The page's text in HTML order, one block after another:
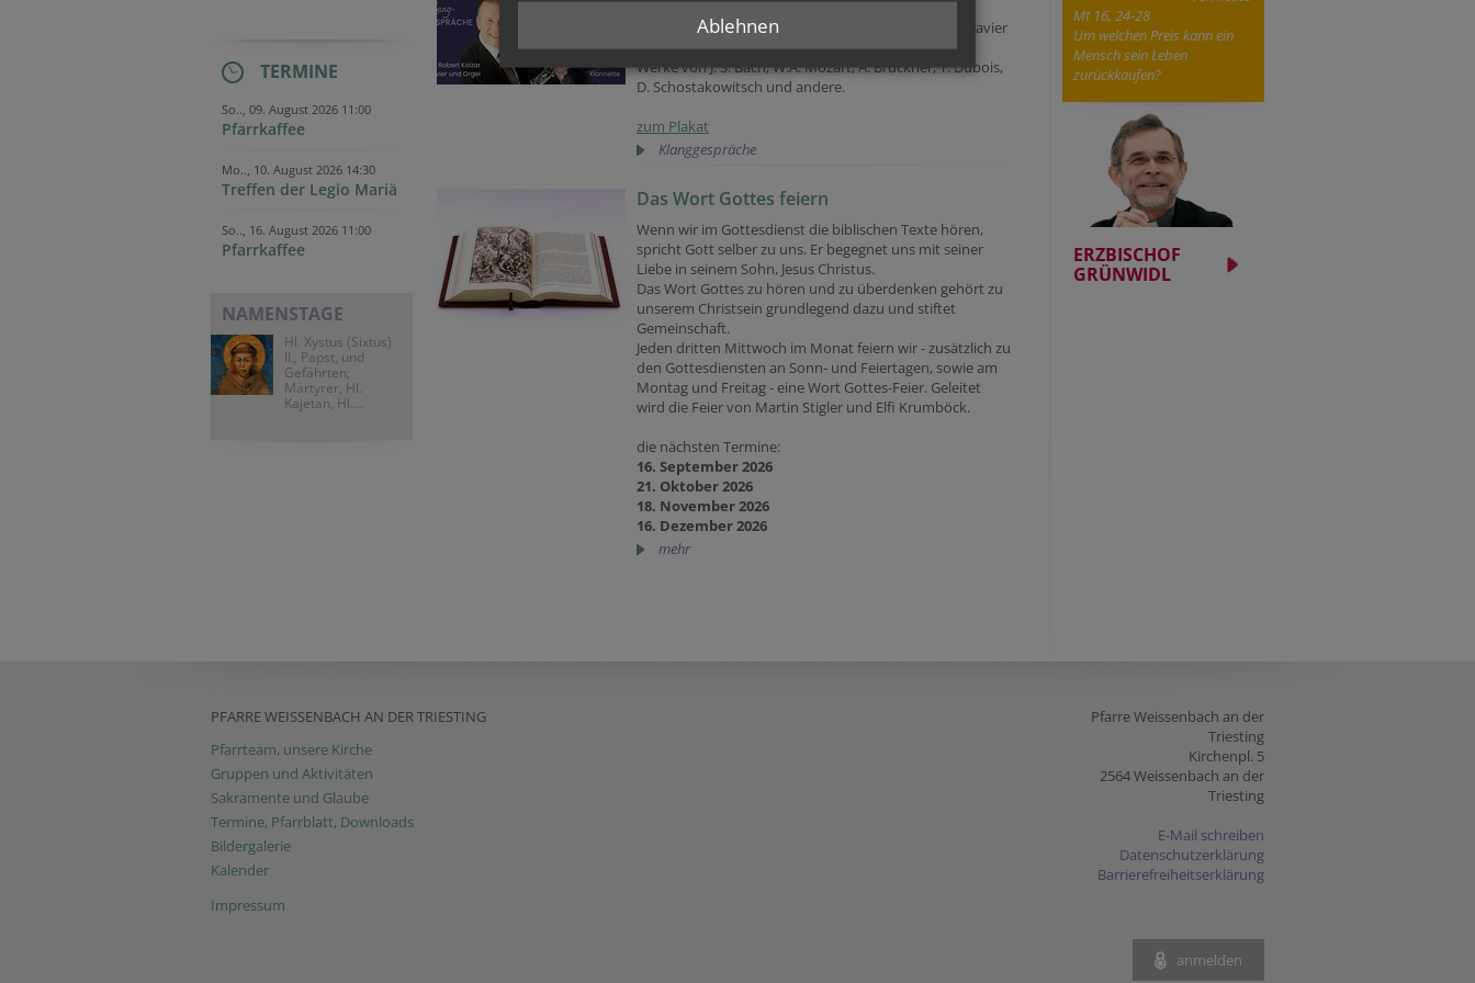
TERMINE
So.., 09. August 2026 11:00
Pfarrkaffee
Mo.., 10. August 2026 14:30
Treffen der Legio Mariä
So.., 16. August 2026 11:00
Pfarrkaffee
NAMENSTAGE
Hl. Xystus (Sixtus)
II., Papst, und
Gefährten;
Märtyrer, Hl.
Kajetan, Hl....
Weissenbach
Mit Katharina Vass (Klarinette) und Robert Koizar (Klavier
und Orgel).
Werke vonJ.S.Bach,W.A. Mozart, A. Bruckner, T. Dubois,
D. Schostakowitsch und andere.
zum Plakat
Klanggespräche
Das Wort Gottes feiern
Wenn wir im Gottesdienst die biblischen Texte hören,
spricht Gott selber zu uns. Er begegnet uns mit seiner
Liebe in seinem Sohn, Jesus Christus.
Das Wort Gottes zu hören und zu überdenken gehört zu
unserem Christsein grundlegend dazu und stiftet
Gemeinschaft.
Jeden dritten Mittwoch im Monat feiern wir - zusätzlich zu
den Gottesdiensten an Sonn- und Feiertagen, sowie am
Montag und Freitag - eine Wort Gottes-Feier. Geleitet
wird die Feier von Martin Stigler und Elfi Krumböck.
die nächsten Termine:
16. September 2026
21. Oktober 2026
18. November 2026
16. Dezember 2026
mehr
Mt 16, 24-28
Um welchen Preis kann ein
Mensch sein Leben
zurückkaufen?
ERZBISCHOF
GRÜNWIDL
PFARRE WEISSENBACH AN DER TRIESTING
Pfarrteam, unsere Kirche
Gruppen und Aktivitäten
Sakramente und Glaube
Termine, Pfarrblatt, Downloads
Bildergalerie
Kalender
Impressum
Pfarre Weissenbach an der
Triesting
Kirchenpl. 5
2564 Weissenbach an der
Triesting
E-Mail schreiben
Datenschutzerklärung
Barrierefreiheitserklärung
anmelden
Ablehnen